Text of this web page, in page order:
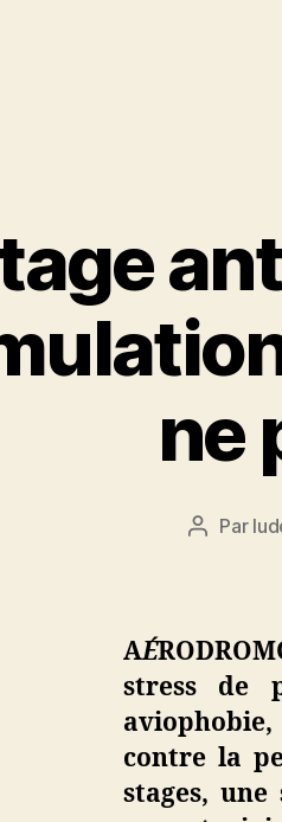
ne
Auteur
Par
AÉ
stress de
contre la
stages,